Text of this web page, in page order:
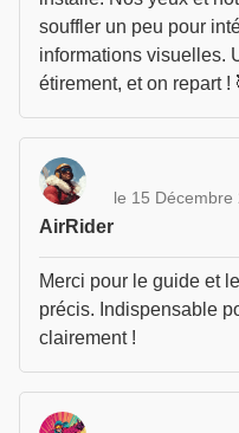
souffler un peu pour
informations visuelles.
étirement, et on repart !
AirRider
le 15 Décembre
Merci pour le guide et
précis. Indispensable
clairement !